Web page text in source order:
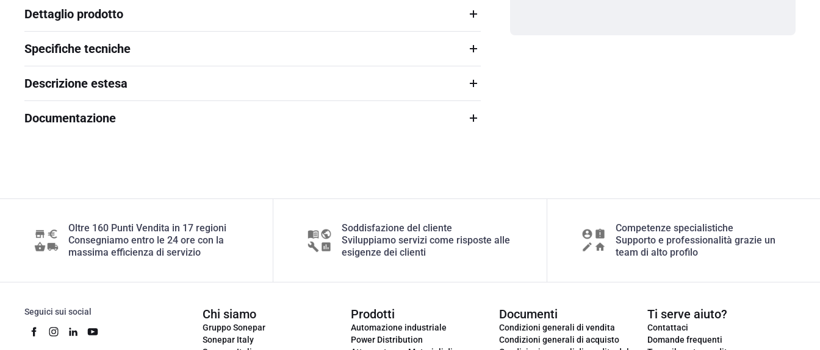
Dettaglio prodotto
Specifiche tecniche
Descrizione estesa
Documentazione
Oltre 160 Punti Vendita in 17 regioni
Consegniamo entro le 24 ore con la
massima efficienza di servizio
Soddisfazione del cliente
Sviluppiamo servizi come risposte alle
esigenze dei clienti
Competenze specialistiche
Supporto e professionalità grazie un
team di alto profilo
Seguici sui social Chi siamo
Gruppo Sonepar
Sonepar Italy
Prodotti
Automazione industriale
Power Distribution
Documenti
Condizioni generali di vendita
Condizioni generali di acquisto
Ti serve aiuto?
Contattaci
Domande frequenti